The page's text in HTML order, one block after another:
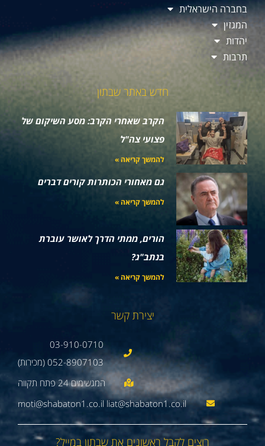
בחברה הישראלית
המגזין
יהדות
תרבות
חדש באתר שבתון
הקרב שאחרי הקרב: מסע השיקום של
פצועי צה"ל
להמשך קריאה »
גם מאחורי הכותרות קורים דברים
להמשך קריאה »
הורים, ממתי הדרך לאושר עוברת
בנתב"ג?
להמשך קריאה »
יצירת קשר
03-910-0710
052-8907103 (מכירות)
moti@shabaton1.co.il liat@shabaton1.co.il
רוצים לקבל ראשונים את שבתון במייל?